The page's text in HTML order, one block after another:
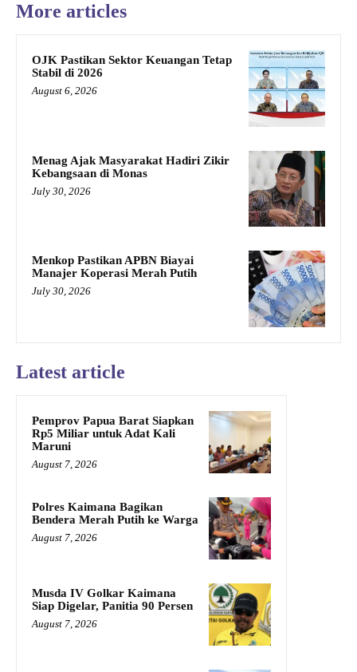
More articles
OJK Pastikan Sektor Keuangan Tetap
Stabil di 2026
August 6, 2026
Menag Ajak Masyarakat Hadiri Zikir
Kebangsaan di Monas
July 30, 2026
Menkop Pastikan APBN Biayai
Manajer Koperasi Merah Putih
July 30, 2026
Latest article
Pemprov Papua Barat Siapkan
Rp5 Miliar untuk Adat Kali
Maruni
August 7, 2026
Polres Kaimana Bagikan
Bendera Merah Putih ke Warga
August 7, 2026
Musda IV Golkar Kaimana
Siap Digelar, Panitia 90 Persen
August 7, 2026